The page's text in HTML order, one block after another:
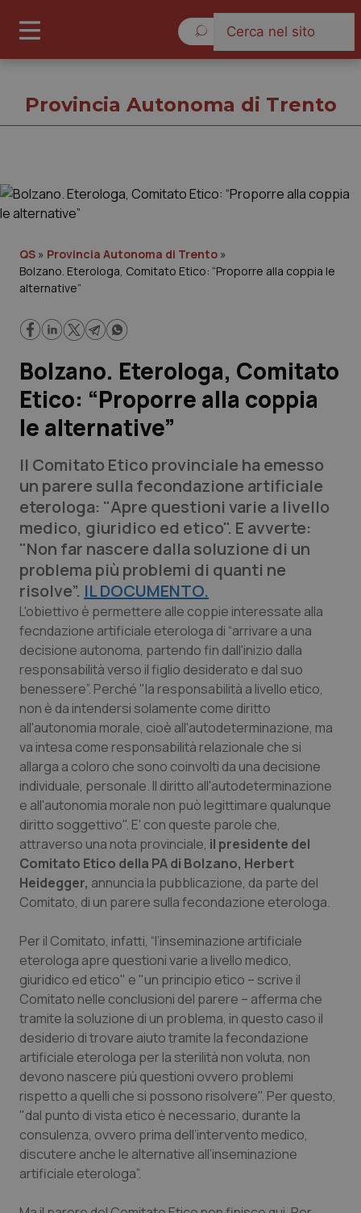
Governo e Parlamento
Regioni e Asl
Lavoro e Professioni
Scienza e Farmaci
Studi e Analisi
Lettere al direttore
Edizioni Regionali
QS Pro
Professionisti Sanitari.AI
Abruzzo
Basilicata
Calabria
Campania
Emilia-Romagna
Friuli Venezia Giulia
Lazio
Liguria
Lombardia
Marche
Molise
Piemonte
Provincia Autonoma di Bolzano
QS Pro Gold
Artrite & artrosi
Asma & BPCO
Car-T
Colesterolo & coronaropatie
Dermatite Atopica
Diabete & glucometri
Disturbi dell’umore
Dolore
Donna & Salute
Epatiti
HIV
Infezioni & Febbre
QS Club Newsletter
Provincia Autonoma di Trento
QS » Provincia Autonoma di Trento »
Bolzano. Eterologa, Comitato Etico: “Proporre alla coppia le
alternative”
Bolzano. Eterologa, Comitato
Etico: “Proporre alla coppia
le alternative”
Il Comitato Etico provinciale ha emesso
un parere sulla fecondazione artificiale
eterologa: "Apre questioni varie a livello
medico, giuridico ed etico". E avverte:
"Non far nascere dalla soluzione di un
problema più problemi di quanti ne
risolve”. IL DOCUMENTO.
L'obiettivo è permettere alle coppie interessate alla
fecndazione artificiale eterologa di “arrivare a una
decisione autonoma, partendo fin dall'inizio dalla
responsabilità verso il figlio desiderato e dal suo
benessere”. Perché "la responsabilità a livello etico,
non è da intendersi solamente come diritto
all'autonomia morale, cioè all'autodeterminazione, ma
va intesa come responsabilità relazionale che si
allarga a coloro che sono coinvolti da una decisione
individuale, personale. Il diritto all'autodeterminazione
e all'autonomia morale non può legittimare qualunque
diritto soggettivo". E' con queste parole che,
attraverso una nota provinciale, il presidente del
Comitato Etico della PA di Bolzano, Herbert
Heidegger, annuncia la pubblicazione, da parte del
Comitato, di un parere sulla fecondazione eterologa.
Per il Comitato, infatti, “l’inseminazione artificiale
eterologa apre questioni varie a livello medico,
giuridico ed etico" e "un principio etico – scrive il
Comitato nelle conclusioni del parere – afferma che
tramite la soluzione di un problema, in questo caso il
desiderio di trovare aiuto tramite la fecondazione
artificiale eterologa per la sterilità non voluta, non
devono nascere più questioni ovvero problemi
rispetto a quelli che si possono risolvere". Per questo,
"dal punto di vista etico è necessario, durante la
consulenza, ovvero prima dell’intervento medico,
discutere anche le alternative all’inseminazione
artificiale eterologa”.